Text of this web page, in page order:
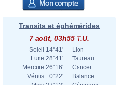
Transits et éphémérides
7 août, 03h55 T.U.
Soleil 14°41'
Lion
Lune 28°41'
Taureau
Mercure 26°16'
Cancer
Vénus
0°22'
Balance